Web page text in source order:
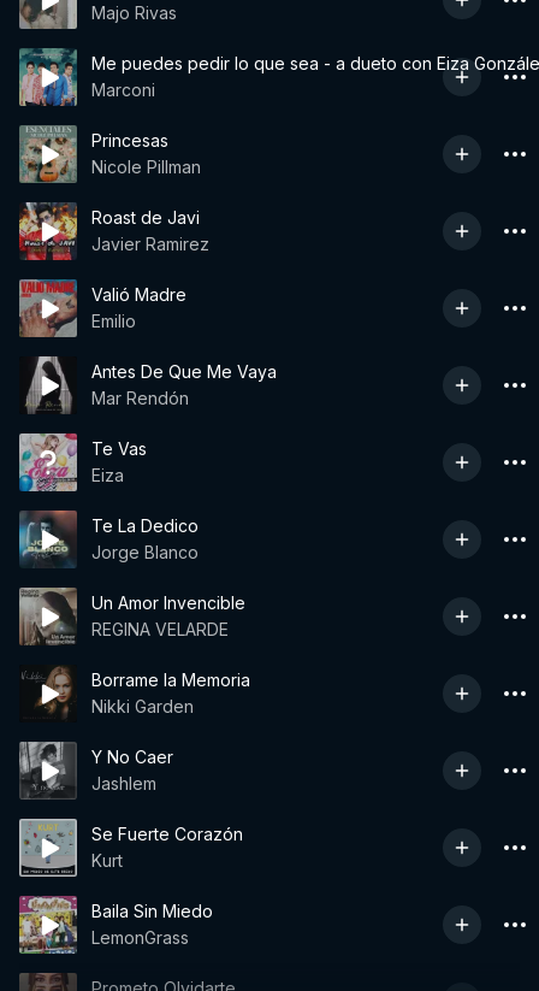
Majo Rivas
Me puedes pedir lo que sea - a dueto con Eiza
Marconi
Princesas
Nicole Pillman
Roast de Javi
Javier Ramirez
Valió Madre
Emilio
Antes De Que Me Vaya
Mar Rendón
Te Vas
Eiza
Te La Dedico
Jorge Blanco
Un Amor Invencible
REGINA VELARDE
Borrame la Memoria
Nikki Garden
Y No Caer
Jashlem
Se Fuerte Corazón
Kurt
Baila Sin Miedo
LemonGrass